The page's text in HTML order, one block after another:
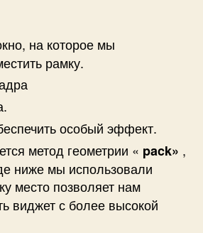
на которое мы
рамку.
особый эффект.
метод геометрии « pack» ,
ниже мы использовали
место позволяет нам
виджет с более высокой